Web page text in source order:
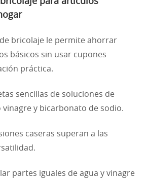
bricolaje le permite ahorrar
básicos sin usar cupones
práctica.
sencillas de soluciones de
vinagre y bicarbonato de sodio.
caseras superan a las
partes iguales de agua y vinagre